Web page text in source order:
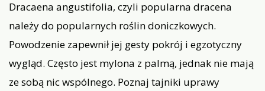
Dracaena angustifolia, czyli popularna dracena
należy do popularnych roślin doniczkowych.
Powodzenie zapewnił jej gesty pokrój i egzotyczny
wygląd. Często jest mylona z palmą, jednak nie mają
ze sobą nic wspólnego. Poznaj tajniki uprawy